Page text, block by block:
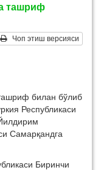
ташриф
Чоп этиш версияси
билан бўлиб
Республикаси
Самарқандга
Биринчи